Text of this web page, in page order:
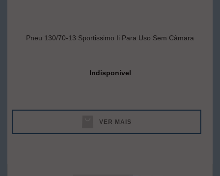
Pneu 130/70-13 Sportissimo Ii Para Uso Sem Câmara
Indisponível
VER MAIS